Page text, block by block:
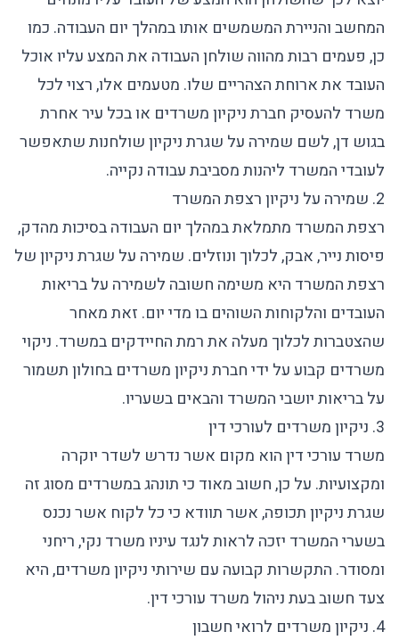
המחשב והניירת המשמשים אותו במהלך יום העבודה. כמו
כן, פעמים רבות מהווה שולחן העבודה את המצע עליו אוכל
העובד את ארוחת הצהריים שלו. מטעמים אלו, רצוי לכל
משרד להעסיק חברת ניקיון משרדים או בכל עיר אחרת
בגוש דן, לשם שמירה על שגרת ניקיון שולחנות שתאפשר
לעובדי המשרד ליהנות מסביבת עבודה נקייה.
2. שמירה על ניקיון רצפת המשרד
רצפת המשרד מתמלאת במהלך יום העבודה בסיכות מהדק,
פיסות נייר, אבק, לכלוך ונוזלים. שמירה על שגרת ניקיון של
רצפת המשרד היא משימה חשובה לשמירה על בריאות
העובדים והלקוחות השוהים בו מדי יום. זאת מאחר
שהצטברות לכלוך מעלה את רמת החיידקים במשרד. ניקוי
משרדים קבוע על ידי חברת ניקיון משרדים בחולון תשמור
על בריאות יושבי המשרד והבאים בשעריו.
3. ניקיון משרדים לעורכי דין
משרד עורכי דין הוא מקום אשר נדרש לשדר יוקרה
ומקצועיות. על כן, חשוב מאוד כי תונהג במשרדים מסוג זה
שגרת ניקיון תכופה, אשר תוודא כי כל לקוח אשר נכנס
בשערי המשרד יזכה לראות לנגד עיניו משרד נקי, ריחני
ומסודר. התקשרות קבועה עם שירותי ניקיון משרדים, היא
צעד חשוב בעת ניהול משרד עורכי דין.
4. ניקיון משרדים לרואי חשבון